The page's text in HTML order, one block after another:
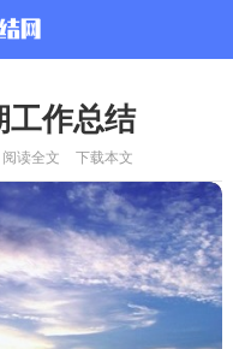
工作总结
阅读全文 下载本文